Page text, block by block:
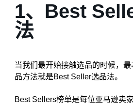
1、Best
法
当我们最开始接触选品的时候，
品方法就是Best Seller选品法。
Best Sellers榜单是每位亚马逊卖